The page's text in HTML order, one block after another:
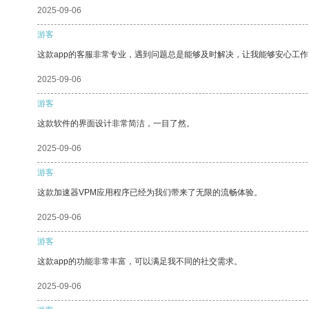
2025-09-06
游客
这款app的客服非常专业，遇到问题总是能够及时解决，让我能够安心工
2025-09-06
游客
这款软件的界面设计非常简洁，一目了然。
2025-09-06
游客
这款加速器VPM应用程序已经为我们带来了无限的流畅体验。
2025-09-06
游客
这款app的功能非常丰富，可以满足我不同的社交需求。
2025-09-06